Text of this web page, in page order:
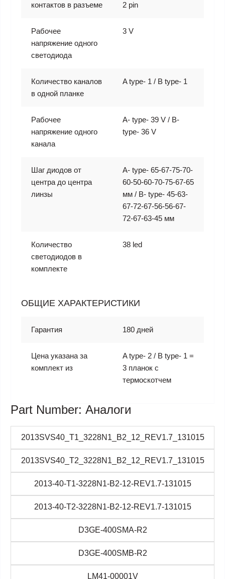
контактов в разъеме
2 pin
Рабочее
напряжение одного
светодиода
3 V
Количество каналов
в одной планке
A type- 1 / B type- 1
Рабочее
напряжение одного
канала
A- type- 39 V / B-
type- 36 V
Шаг диодов от
центра до центра
линзы
A- type- 65-67-75-70-
60-50-60-70-75-67-65
мм / B- type- 45-63-
67-72-67-56-56-67-
72-67-63-45 мм
Количество
светодиодов в
комплекте
38 led
ОБЩИЕ ХАРАКТЕРИСТИКИ
Гарантия 180 дней
Цена указана за
комплект из
A type- 2 / B type- 1 =
3 планок с
термоскотчем
Part Number: Аналоги
2013SVS40_T1_3228N1_B2_12_REV1.7_131015
2013SVS40_T2_3228N1_B2_12_REV1.7_131015
2013-40-T1-3228N1-B2-12-REV1.7-131015
2013-40-T2-3228N1-B2-12-REV1.7-131015
D3GE-400SMA-R2
D3GE-400SMB-R2
LM41-00001V